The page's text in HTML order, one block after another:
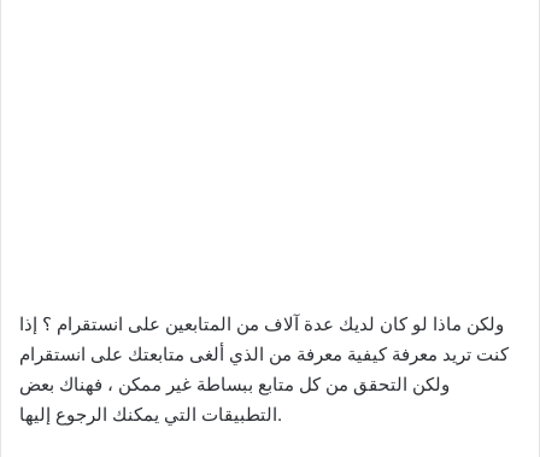
ولكن ماذا لو كان لديك عدة آلاف من المتابعين على انستقرام ؟ إذا
كنت تريد معرفة كيفية معرفة من الذي ألغى متابعتك على انستقرام
ولكن التحقق من كل متابع ببساطة غير ممكن ، فهناك بعض
التطبيقات التي يمكنك الرجوع إليها.